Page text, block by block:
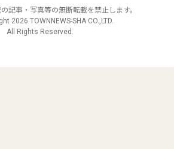
記事・写真等の無断転載を禁止します。
2026 TOWNNEWS-SHA CO.,LTD.
All Rights Reserved.